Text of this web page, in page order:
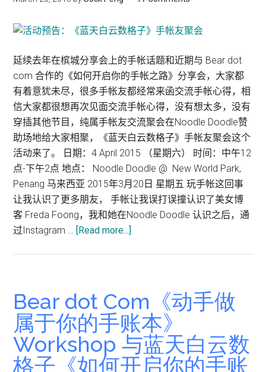
友
聚
会
延续去年在槟城分享会上的手帐话题和近期与 Bear dot
com 合作的《如何开启你的手帐之路》分享会，大家都
有着意犹未尽，很多手帐友都经常来函交流手帐心得，相
信大家都很想再次见面交流手帐心得，没有想太多，没有
穿插其他节目，纯属手帐友交流聚会在Noodle Doodle赞
助场地给大家相聚，《蓝天白云数格子》手帐友聚会这个
活动来了。 日期：4 April 2015 （星期六） 时间：中午12
点-下午2点 地点： Noodle Doodle @ New World Park,
Penang 马来西亚 2015年3月20日 星期五 玩手帐这回事
让我认识了更多朋友， 手帐让我误打误撞认识了美女博
客 Freda Foong，我和她在Noodle Doodle 认识之后，通
过Instagram … [Read more...]
《蓝
天
白
云
数
Bear dot Com《动手做
属于你的手账本》
Workshop 与蓝天白云数
格子《如何开启你的手账